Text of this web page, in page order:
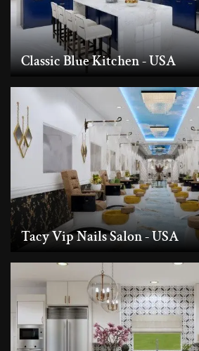
Classic Blue Kitchen - USA
Tacy Vip Nails Salon - USA